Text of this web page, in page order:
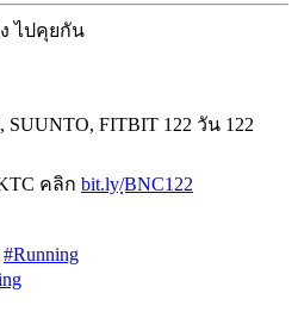
ไปคุยกัน
FITBIT 122 วัน 122
คลิก bit.ly/ฺBNC122
#Running